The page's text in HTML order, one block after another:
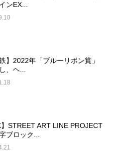
ンEX...
】2022年「ブルーリボン賞」
、ヘ...
】STREET ART LINE PROJECT
ブロック...